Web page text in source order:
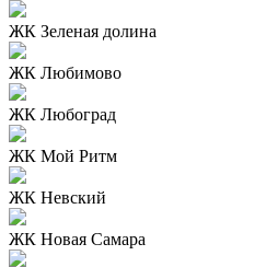
ЖК Зеленая долина
ЖК Любимово
ЖК Любоград
ЖК Мой Ритм
ЖК Невский
ЖК Новая Самара